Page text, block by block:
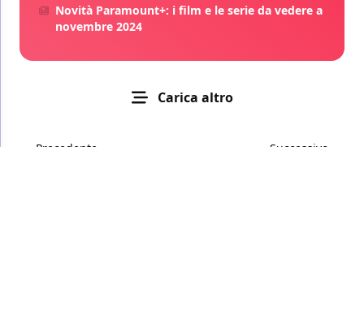
Novità Paramount+: i film e le serie da vedere a
novembre 2024
Carica altro
Precedente Successivo